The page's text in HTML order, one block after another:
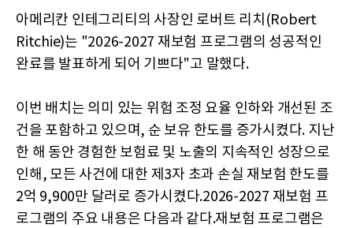
아메리칸 인테그리티의 사장인 로버트 리치(Robert
Ritchie)는 "2026-2027 재보험 프로그램의 성공적인
완료를 발표하게 되어 기쁘다"고 말했다.
이번 배치는 의미 있는 위험 조정 요율 인하와 개선된 조
건을 포함하고 있으며, 순 보유 한도를 증가시켰다. 지난
한 해 동안 경험한 보험료 및 노출의 지속적인 성장으로
인해, 모든 사건에 대한 제3자 초과 손실 재보험 한도를
2억 9,900만 달러로 증가시켰다.2026-2027 재보험 프
로그램의 주요 내용은 다음과 같다.재보험 프로그램은